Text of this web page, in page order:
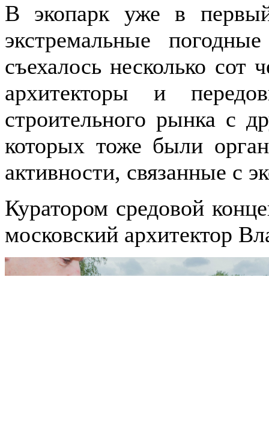
В экопарк уже в
экстремальные
съехалось несколько сот
архитекторы и
строительного рынка с
которых тоже были
активности, связанные с
Куратором средовой
московский архитектор